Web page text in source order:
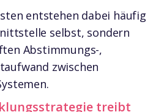
entstehen dabei häufig
selbst, sondern
Abstimmungs-,
zwischen
treibt